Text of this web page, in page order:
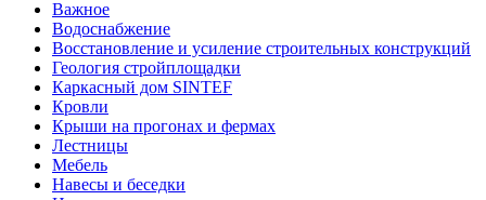
Важное
Водоснабжение
Восстановление и усиление строительных конструкций
Геология стройплощадки
Каркасный дом SINTEF
Кровли
Крыши на прогонах и фермах
Лестницы
Мебель
Навесы и беседки